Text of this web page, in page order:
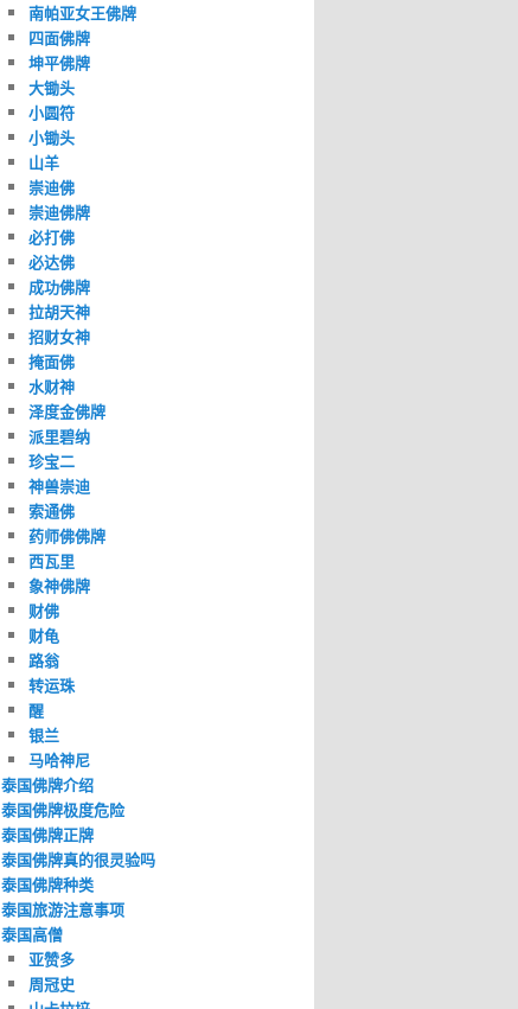
南帕亚女王佛牌
四面佛牌
坤平佛牌
大锄头
小圆符
小锄头
山羊
崇迪佛
崇迪佛牌
必打佛
必达佛
成功佛牌
拉胡天神
招财女神
掩面佛
水财神
泽度金佛牌
派里碧纳
珍宝二
神兽崇迪
索通佛
药师佛佛牌
西瓦里
象神佛牌
财佛
财龟
路翁
转运珠
醒
银兰
马哈神尼
泰国佛牌介绍
泰国佛牌极度危险
泰国佛牌正牌
泰国佛牌真的很灵验吗
泰国佛牌种类
泰国旅游注意事项
泰国高僧
亚赞多
周冠史